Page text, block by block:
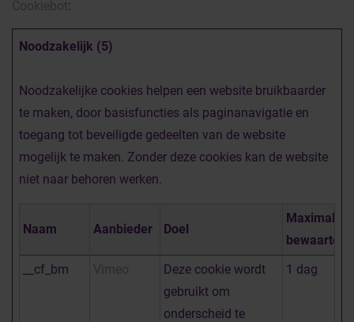
Cookiebot:
Noodzakelijk (5)
Noodzakelijke cookies helpen een website bruikbaarder
te maken, door basisfuncties als paginanavigatie en
toegang tot beveiligde gedeelten van de website
mogelijk te maken. Zonder deze cookies kan de website
niet naar behoren werken.
Naam Aanbieder Doel
Maximale
__cf_bm
Vimeo
Deze cookie wordt
gebruikt om
onderscheid te
1 dag